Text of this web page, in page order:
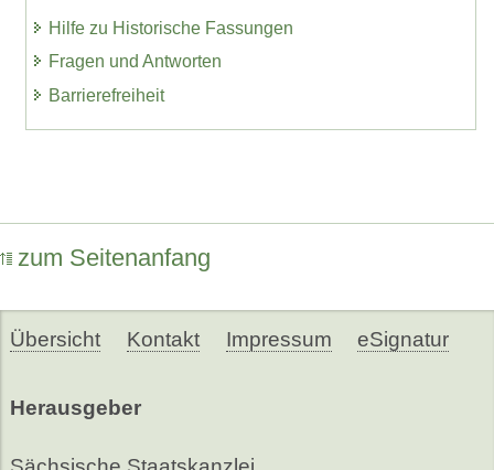
Hilfe zu Historische Fassungen
Fragen und Antworten
Barrierefreiheit
zum Seitenanfang
Übersicht Kontakt Impressum eSignatur
Herausgeber